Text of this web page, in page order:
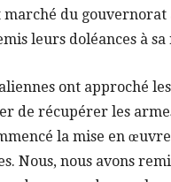
marché du
leurs doléances à
ont approché
de récupérer les
la mise en
Nous, nous avons